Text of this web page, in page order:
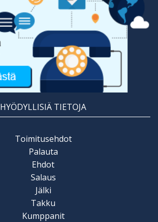
HYÖDYLLISIÄ TIETOJA
Toimitusehdot
Palauta
Ehdot
Salaus
Jälki
Takku
Kumppanit